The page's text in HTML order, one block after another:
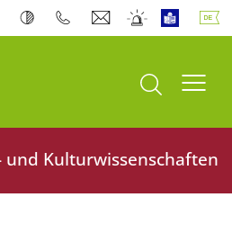
Suche öffnen
und Kulturwissenschaften